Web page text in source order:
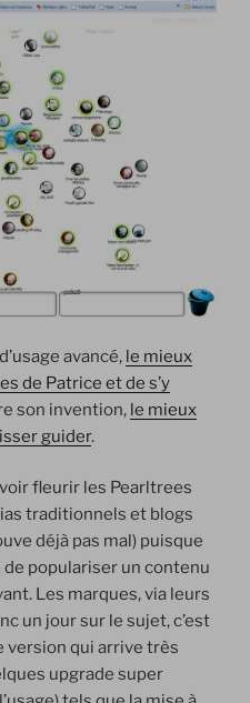
avancé, le mieux
de Patrice et de s’y
son invention, le mieux
guider.
fleurir les Pearltrees
traditionnels et blogs
déjà pas mal) puisque
de populariser un contenu
Les marques, via leurs
un jour sur le sujet, c’est
version qui arrive très
upgrade super